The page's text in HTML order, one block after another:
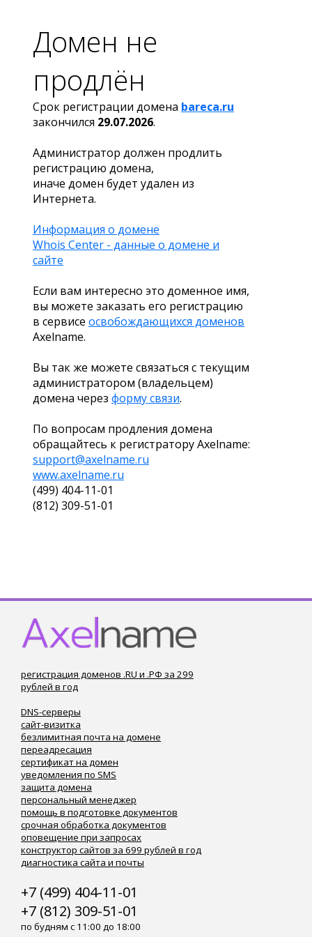
Домен не
продлён
Срок регистрации домена bareca.ru
закончился 29.07.2026.
Администратор должен продлить
регистрацию домена,
иначе домен будет удален из
Интернета.
Информация о домене
Whois Center - данные о домене и
сайте
Если вам интересно это доменное имя,
вы можете заказать его регистрацию
в сервисе освобождающихся доменов
Axelname.
Вы так же можете связаться с текущим
администратором (владельцем)
домена через форму связи.
По вопросам продления домена
обращайтесь к регистратору Axelname:
support@axelname.ru
www.axelname.ru
(499) 404-11-01
(812) 309-51-01
регистрация доменов .RU и .РФ за 299
рублей в год
DNS-серверы
сайт-визитка
безлимитная почта на домене
переадресация
сертификат на домен
уведомления по SMS
защита домена
персональный менеджер
помощь в подготовке документов
срочная обработка документов
оповещение при запросах
конструктор сайтов за 699 рублей в год
диагностика сайта и почты
+7 (499) 404-11-01
+7 (812) 309-51-01
по будням с 11:00 до 18:00